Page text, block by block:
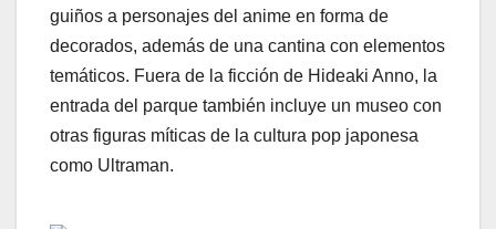
guiños a personajes del anime en forma de
decorados, además de una cantina con elementos
temáticos. Fuera de la ficción de Hideaki Anno, la
entrada del parque también incluye un museo con
otras figuras míticas de la cultura pop japonesa
como Ultraman.